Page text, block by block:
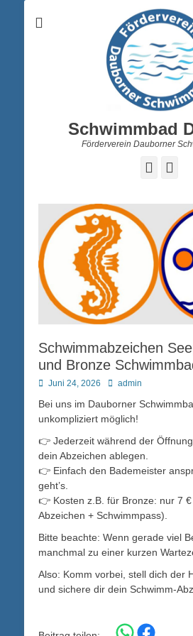
Schwimmbad
Förderverein Dauborner
Schwimmabzeichen
und Bronze
Posted
Juni 24, 2026 Autoradmin
Bei uns im Dauborner
unkompliziert möglich!
👉 Jederzeit während der
dein Abzeichen ablegen.
👉 Einfach den Bademeister
geht’s.
👉 Kosten z.B. für Bronze: nur 7
Abzeichen + Schwimmpass).
Bitte beachte: Wenn gerade viel
manchmal zu einer kurzen
Also: Komm vorbei, stell dich der
und sichere dir dein Schwimm-
Share on WhatsApp
Share on